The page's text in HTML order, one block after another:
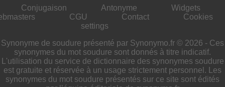
Conjugaison Antonyme
Widgets
CGU Contact
Cookies
settings
Synonyme de soudure présenté par Synonymo.fr © 2026 - Ces
synonymes du mot soudure sont donnés à titre indicatif.
L'utilisation du service de dictionnaire des synonymes soudure
est gratuite et réservée à un usage strictement personnel. Les
synonymes du mot soudure présentés sur ce site sont édités